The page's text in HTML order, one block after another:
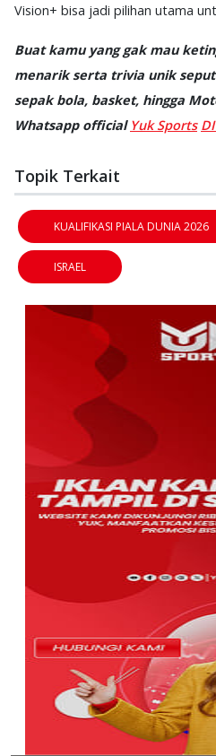
Vision+ bisa jadi pilihan utama
Buat kamu yang gak mau
menarik serta trivia unik
sepak bola, basket, hingga
Whatsapp official Yuk Sports
Topik Terkait
KUALIFIKASI PIALA DUNIA 2026
ISRAEL